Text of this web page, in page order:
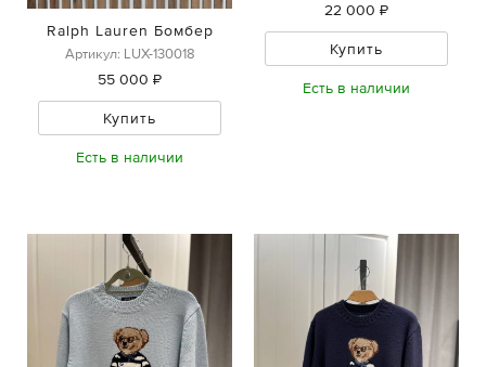
Ralph Lauren Бомбер
Артикул: LUX-130018
55 000 ₽
Купить
Есть в наличии
22 000 ₽
Купить
Есть в наличии